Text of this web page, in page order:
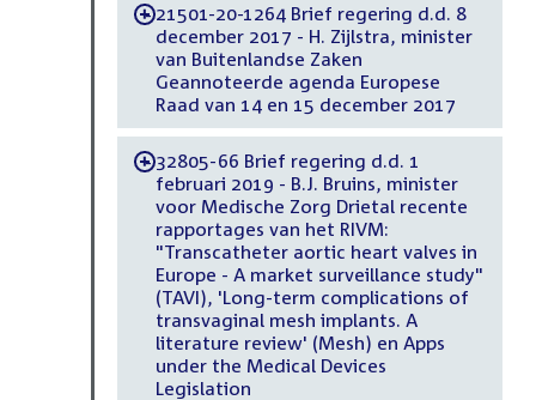
-21501-20-1264 Brief regering d.d. 8
december 2017 - H. Zijlstra, minister
van Buitenlandse Zaken
Geannoteerde agenda Europese
Raad van 14 en 15 december 2017
-32805-66 Brief regering d.d. 1
februari 2019 - B.J. Bruins, minister
voor Medische Zorg Drietal recente
rapportages van het RIVM:
"Transcatheter aortic heart valves in
Europe - A market surveillance study"
(TAVI), 'Long-term complications of
transvaginal mesh implants. A
literature review' (Mesh) en Apps
under the Medical Devices
Legislation